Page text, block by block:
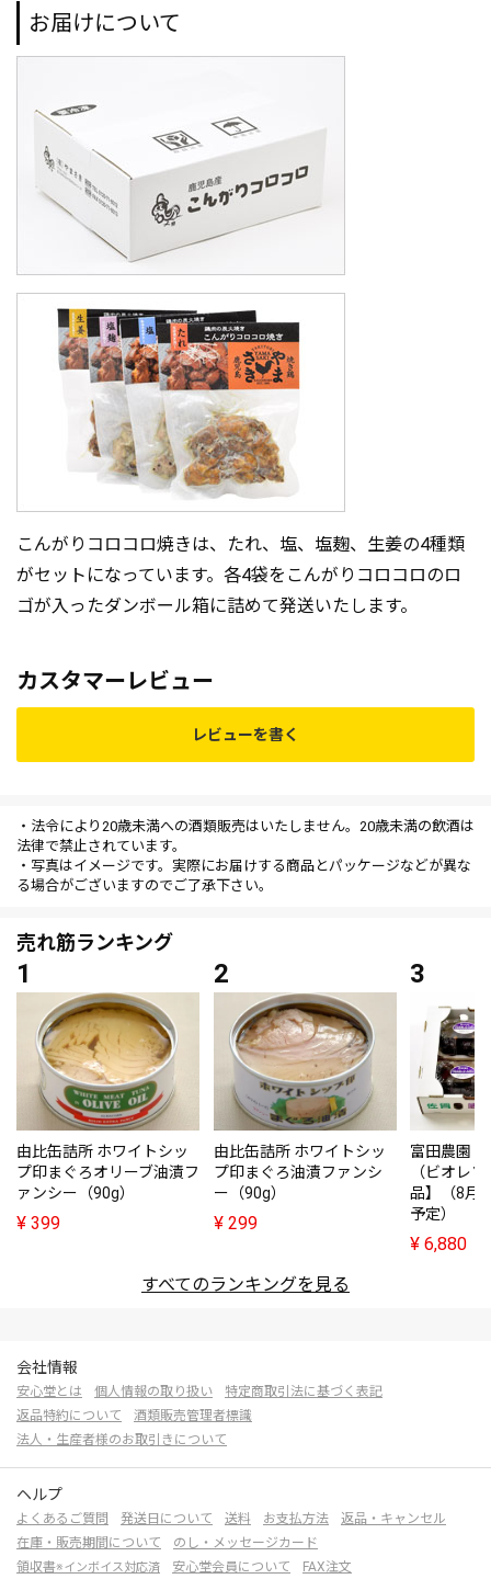
お届けについて
こんがりコロコロ焼きは、たれ、塩、塩麹、生姜の4種類
がセットになっています。各4袋をこんがりコロコロのロ
ゴが入ったダンボール箱に詰めて発送いたします。
カスタマーレビュー
レビューを書く
・法令により20歳未満への酒類販売はいたしません。20歳未満の飲酒は
法律で禁止されています。
・写真はイメージです。実際にお届けする商品とパッケージなどが異な
る場合がございますのでご了承下さい。
売れ筋ランキング
由比缶詰所 ホワイトシッ
プ印まぐろオリーブ油漬フ
ァンシー（90g）
¥ 399
由比缶詰所 ホワイトシッ
プ印まぐろ油漬ファンシ
ー（90g）
¥ 299
富田農園
（ビオレ
品】（8月
予定）
¥ 6,880
すべてのランキングを見る
会社情報
安心堂とは 個人情報の取り扱い
特定商取引法に基づく表記
返品特約について
酒類販売管理者標識
法人・生産者様のお取引きについて
ヘルプ
よくあるご質問 発送日について 送料 お支払方法
返品・キャンセル
在庫・販売期間について
のし・メッセージカード
領収書※インボイス対応済 安心堂会員について FAX注文